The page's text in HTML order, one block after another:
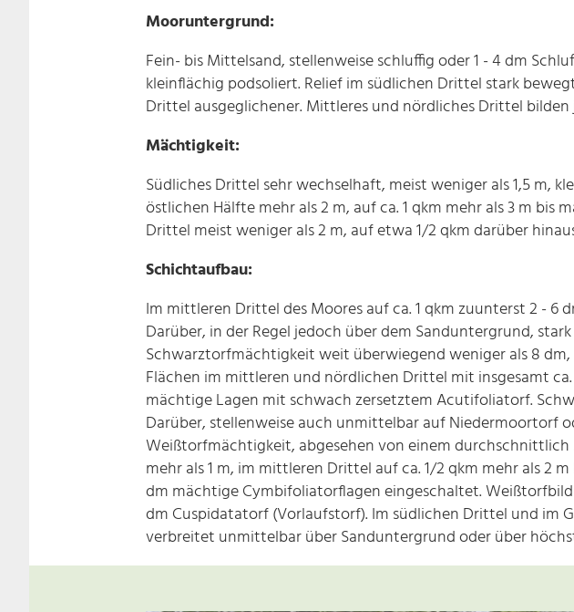
Mooruntergrund:
Fein- bis Mittelsand, stellenweise schluffig oder 1 - 4 dm
kleinflächig podsoliert. Relief im südlichen Drittel stark
Drittel ausgeglichener. Mittleres und nördliches Drittel
Mächtigkeit:
Südliches Drittel sehr wechselhaft, meist weniger als 1,5 m,
östlichen Hälfte mehr als 2 m, auf ca. 1 qkm mehr als 3 m bis
Drittel meist weniger als 2 m, auf etwa 1/2 qkm darüber
Schichtaufbau:
Im mittleren Drittel des Moores auf ca. 1 qkm zuunterst 2 - 6
Darüber, in der Regel jedoch über dem Sanduntergrund,
Schwarztorfmächtigkeit weit überwiegend weniger als 8
Flächen im mittleren und nördlichen Drittel mit insgesamt
mächtige Lagen mit schwach zersetztem Acutifoliatorf.
Darüber, stellenweise auch unmittelbar auf Niedermoortorf
Weißtorfmächtigkeit, abgesehen von einem
mehr als 1 m, im mittleren Drittel auf ca. 1/2 qkm mehr als 2
dm mächtige Cymbifoliatorflagen eingeschaltet.
dm Cuspidatatorf (Vorlaufstorf). Im südlichen Drittel und
verbreitet unmittelbar über Sanduntergrund oder über